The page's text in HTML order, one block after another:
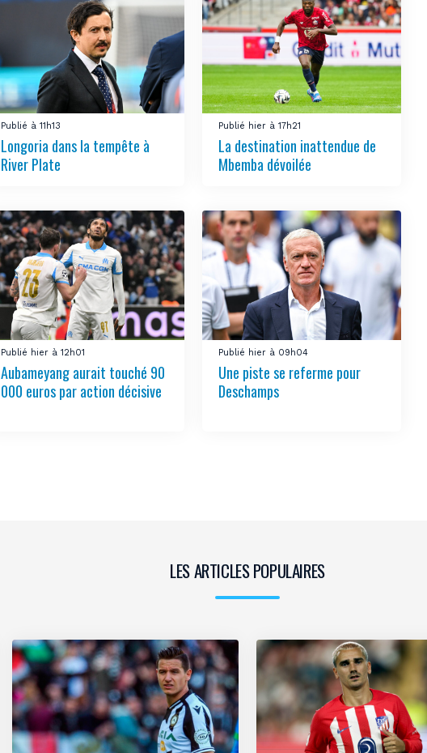
Publié à 11h13
Longoria dans la tempête à
River Plate
Publié hier à 17h21
La destination inattendue de
Mbemba dévoilée
Publié hier à 12h01
Aubameyang aurait touché 90
000 euros par action décisive
Publié hier à 09h04
Une piste se referme pour
Deschamps
LES ARTICLES POPULAIRES